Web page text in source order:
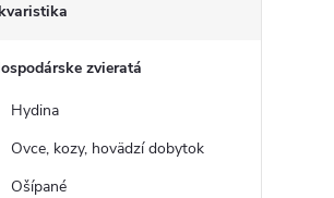
zvieratá
Hydina
Ovce, kozy, hovädzí dobytok
Ošípané